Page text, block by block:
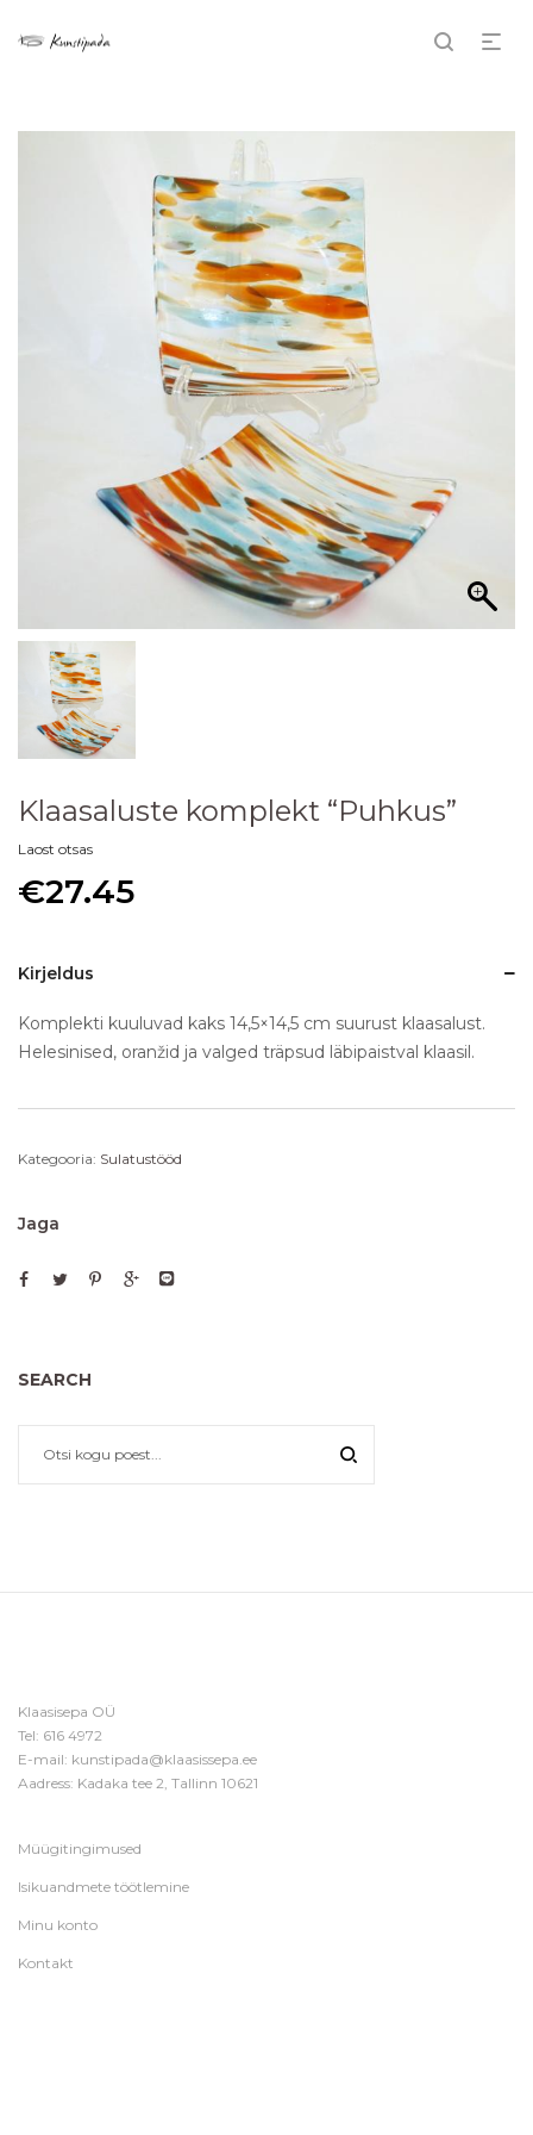
Klaasaluste komplekt “Puhkus”
Laost otsas
€27.45
Kirjeldus
Komplekti kuuluvad kaks 14,5×14,5 cm suurust klaasalust.
Helesinised, oranžid ja valged träpsud läbipaistval klaasil.
Kategooria: Sulatustööd
Jaga
SEARCH
Klaasisepa OÜ
Tel: 616 4972
E-mail: kunstipada@klaasissepa.ee
Aadress: Kadaka tee 2, Tallinn 10621
Müügitingimused
Isikuandmete töötlemine
Minu konto
Kontakt